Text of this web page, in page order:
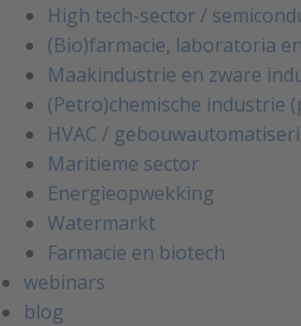
High tech-sector /
(Bio)farmacie, laboratoria
Maakindustrie en zware
(Petro)chemische industrie
HVAC /
Maritieme sector
Energieopwekking
Watermarkt
Farmacie en biotech
webinars
blog